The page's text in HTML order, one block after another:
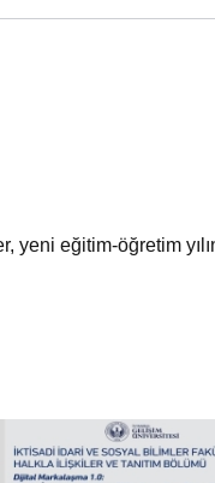
yeni eğitim-öğretim